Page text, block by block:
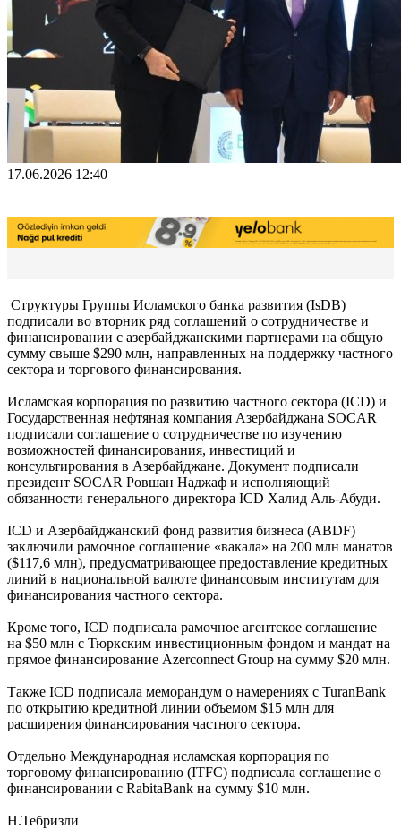
17.06.2026 12:40
Структуры Группы Исламского банка развития (IsDB)
подписали во вторник ряд соглашений о сотрудничестве и
финансировании с азербайджанскими партнерами на общую
сумму свыше $290 млн, направленных на поддержку частного
сектора и торгового финансирования.
Исламская корпорация по развитию частного сектора (ICD) и
Государственная нефтяная компания Азербайджана SOCAR
подписали соглашение о сотрудничестве по изучению
возможностей финансирования, инвестиций и
консультирования в Азербайджане. Документ подписали
президент SOCAR Ровшан Наджаф и исполняющий
обязанности генерального директора ICD Халид Аль-Абуди.
ICD и Азербайджанский фонд развития бизнеса (ABDF)
заключили рамочное соглашение «вакала» на 200 млн манатов
($117,6 млн), предусматривающее предоставление кредитных
линий в национальной валюте финансовым институтам для
финансирования частного сектора.
Кроме того, ICD подписала рамочное агентское соглашение
на $50 млн с Тюркским инвестиционным фондом и мандат на
прямое финансирование Azerconnect Group на сумму $20 млн.
Также ICD подписала меморандум о намерениях с TuranBank
по открытию кредитной линии объемом $15 млн для
расширения финансирования частного сектора.
Отдельно Международная исламская корпорация по
торговому финансированию (ITFC) подписала соглашение о
финансировании с RabitaBank на сумму $10 млн.
Н.Тебризли